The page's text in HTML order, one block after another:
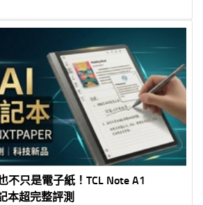
不只是電子紙！TCL Note A1
本超完整評測